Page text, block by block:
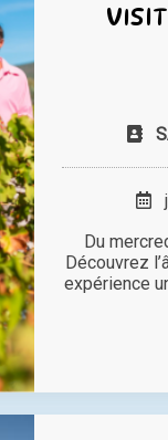
Du
Découvrez
expérience